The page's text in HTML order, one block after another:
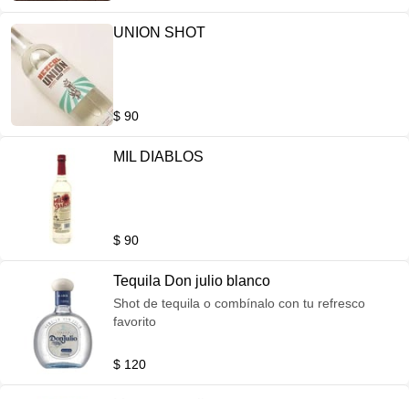
UNION SHOT
$ 90
MIL DIABLOS
$ 90
Tequila Don julio blanco
Shot de tequila o combínalo con tu refresco
favorito
$ 120